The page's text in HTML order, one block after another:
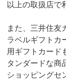
以上の取扱店で
また、三井住友
ラベルギフトカ
用ギフトカード
タンダードな商
ショッピングセ